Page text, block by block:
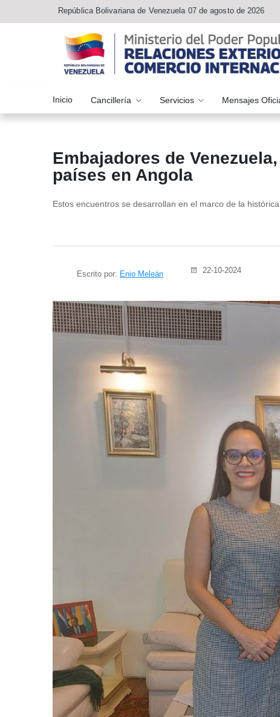
República Bolivariana de Venezuela 07 de agosto de 2026
Inicio Cancillería Servicios Mensajes
Embajadores de
países en Angola
Estos encuentros se desarrollan en el marco de la
Escrito por: Enio Meleán 22-10-2024